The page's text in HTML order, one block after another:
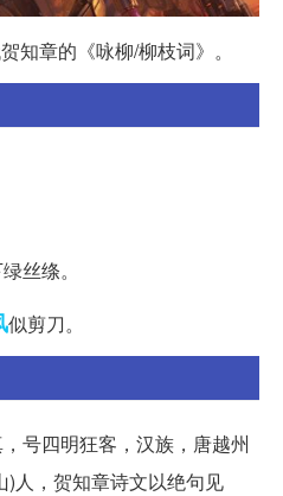
知章的《咏柳/柳枝词》。
丝绦。
似剪刀。
号四明狂客，汉族，唐越州
)人，贺知章诗文以绝句见